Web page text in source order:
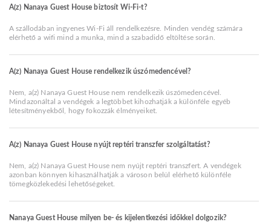
A(z) Nanaya Guest House biztosít Wi-Fi-t?
A szállodában ingyenes Wi-Fi áll rendelkezésre. Minden vendég számára
elérhető a wifi mind a munka, mind a szabadidő eltöltése során.
A(z) Nanaya Guest House rendelkezik úszómedencével?
Nem, a(z) Nanaya Guest House nem rendelkezik úszómedencével.
Mindazonáltal a vendégek a legtöbbet kihozhatják a különféle egyéb
létesítményekből, hogy fokozzák élményeiket.
A(z) Nanaya Guest House nyújt reptéri transzfer szolgáltatást?
Nem, a(z) Nanaya Guest House nem nyújt reptéri transzfert. A vendégek
azonban könnyen kihasználhatják a városon belül elérhető különféle
tömegközlekedési lehetőségeket.
Nanaya Guest House milyen be- és kijelentkezési időkkel dolgozik?